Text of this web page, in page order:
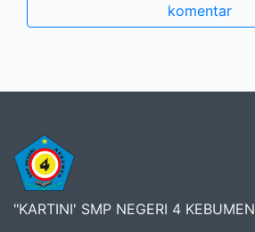
komentar
"KARTINI' SMP NEGERI 4 KEBUMEN